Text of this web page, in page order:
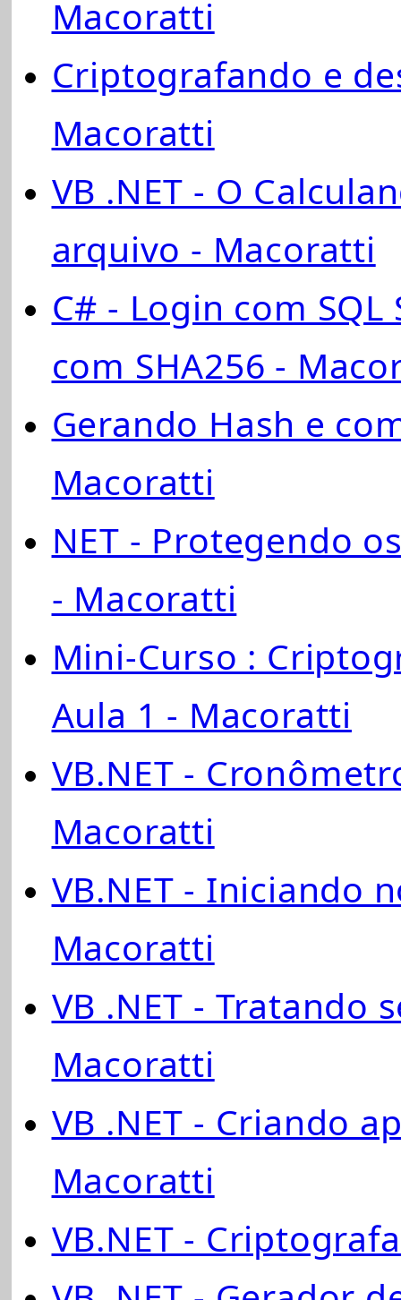
Macoratti
Criptografando e
Macoratti
VB .NET - O
arquivo - Macoratti
C# - Login com
com SHA256 -
Gerando Hash e
Macoratti
NET - Protegendo
- Macoratti
Mini-Curso :
Aula 1 - Macoratti
VB.NET -
Macoratti
VB.NET - Iniciando
Macoratti
VB .NET - Tratando
Macoratti
VB .NET - Criando
Macoratti
VB.NET -